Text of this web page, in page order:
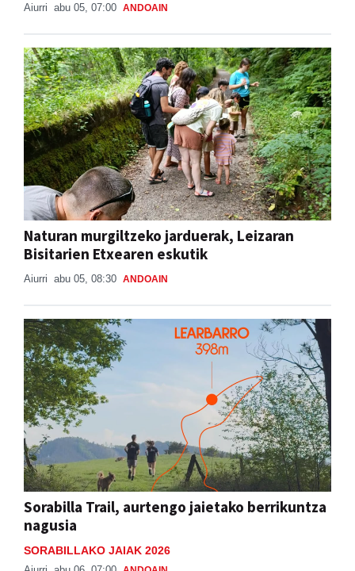
Aiurri abu 05, 07:00 ANDOAIN
Naturan murgiltzeko jarduerak, Leizaran
Bisitarien Etxearen eskutik
Aiurri abu 05, 08:30 ANDOAIN
Sorabilla Trail, aurtengo jaietako berrikuntza
nagusia
SORABILLAKO JAIAK 2026